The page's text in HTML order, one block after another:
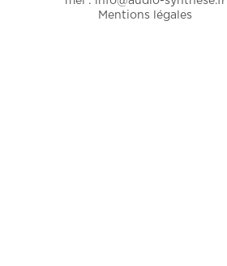
Mentions légales